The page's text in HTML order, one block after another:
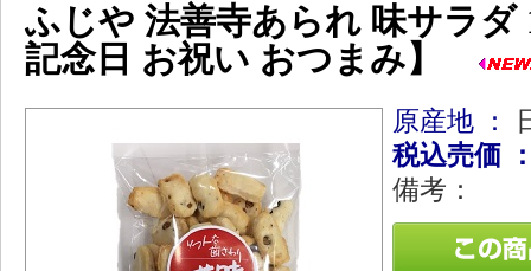
ふじや 法善寺あられ 味サラダ
記念日 お祝い おつまみ】
原産地 ：
税込売価
備考：